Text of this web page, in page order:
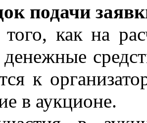
подачи
как на
к
в аукционе.